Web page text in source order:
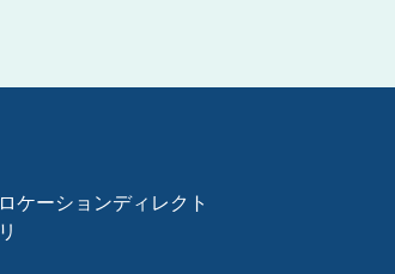
ロケーションディレクト
リ